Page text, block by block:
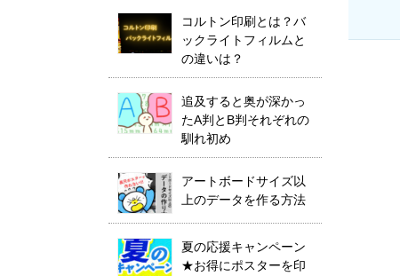
コルトン印刷とは？バ
ックライトフィルムと
の違いは？
追及すると奥が深かっ
たA判とB判それぞれの
馴れ初め
アートボードサイズ以
上のデータを作る方法
夏の応援キャンペーン
★お得にポスターを印